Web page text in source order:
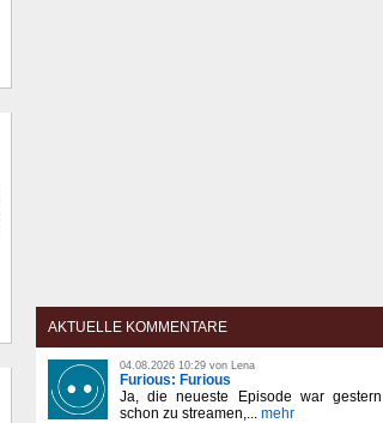
AKTUELLE KOMMENTARE
04.08.2026 10:29 von Lena
Furious: Furious
Ja, die neueste Episode war gestern
schon zu streamen,... mehr